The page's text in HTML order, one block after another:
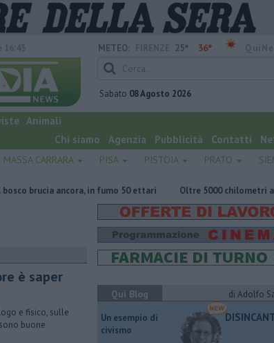
METEO: 25° 36°
Sabato 08 Agosto 2026
Animali
Chi siamo
Agenzia Pubblicità Contatti
MASSA CARRARA PISA PISTOIA PRATO
in fumo 50 ettari Oltre 5000 chilometri a remi sfidando
è saper
e fisico, sulle
buone
Qui Blog
di Adolfo
​Un esempio di
civismo